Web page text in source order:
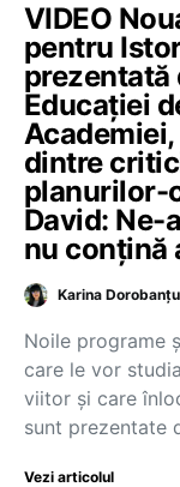
VIDEO
pentru
prezentată
Educației
dintre
planurilor-
David: Ne-
nu conțină
Karina Dorobanțu
Noile programe
care le vor
viitor și care
sunt prezentate
Vezi articolul